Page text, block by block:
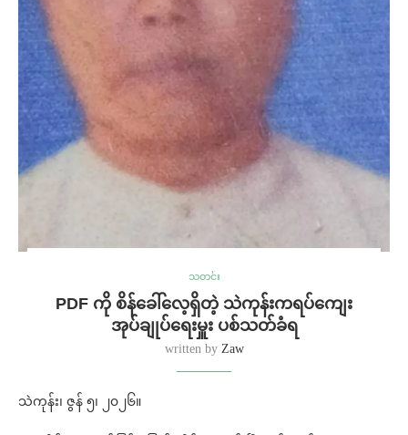
သတင်း
PDF ကို စိန်ခေါ်လေ့ရှိတဲ့ သဲကုန်းကရပ်ကျေး
အုပ်ချုပ်ရေးမှူး ပစ်သတ်ခံရ
written by Zaw
သဲကုန်း၊ ဇွန် ၅၊ ၂၀၂၆။